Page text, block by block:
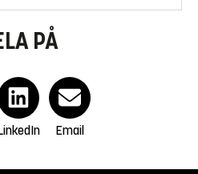
PÅ
Email